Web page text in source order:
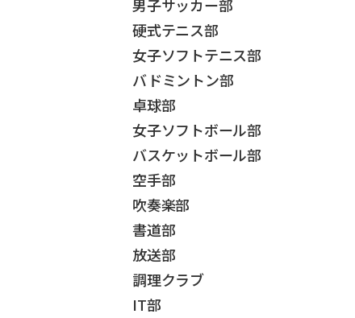
男子サッカー部
硬式テニス部
女子ソフトテニス部
バドミントン部
卓球部
女子ソフトボール部
バスケットボール部
空手部
吹奏楽部
書道部
放送部
調理クラブ
IT部